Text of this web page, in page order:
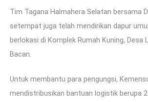
Tim Tagana Halmahera Selatan bersama
setempat juga telah mendirikan dapur
berlokasi di Komplek Rumah Kuning, Desa
Bacan.
Untuk membantu para pengungsi,
mendistribusikan bantuan logistik berupa